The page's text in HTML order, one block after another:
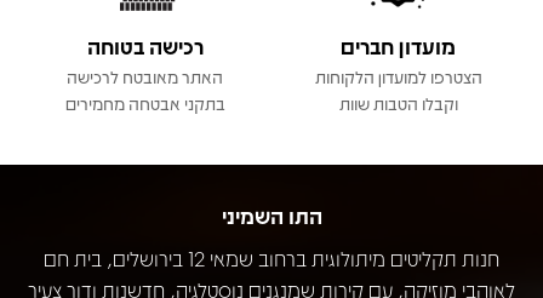
מועדון חברים
הצטרפו למועדון הלקוחות
וקבלו הטבות שוות
רכישה בטוחה
האתר מאובטח לרכישה
בתקני אבטחה מחמירים
התו השמיני
חנות תקליטים מיתולוגית ברחוב שמאי 12 בירושלים, בית חם
לאוהבי מוזיקה, עם קירות שמנגנים נוסטלגיה, חדשנות ודור צעיר